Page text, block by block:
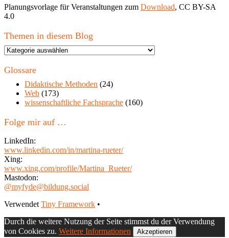
Planungsvorlage für Veranstaltungen zum Download, CC BY-SA
4.0
Themen in diesem Blog
Themen
diesem
Glossare
Didaktische Methoden (24)
Web (173)
wissenschaftliche Fachsprache (160)
Folge mir auf …
LinkedIn:
www.linkedin.com/in/martina-rueter/
Xing:
www.xing.com/profile/Martina_Rueter/
Mastodon:
@myfyde@bildung.social
Footer
Inhalt
Verwendet Tiny Framework •
Durch die weitere Nutzung der Seite stimmst du der Verwendung
von Cookies zu. Weitere Informationen Akzeptieren